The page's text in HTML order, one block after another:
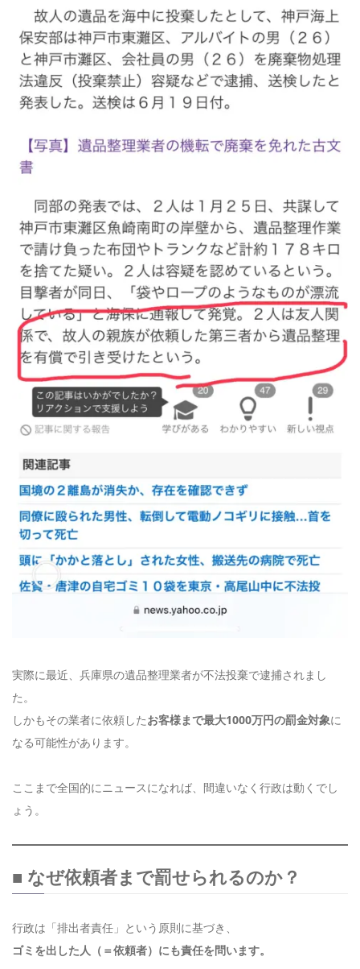
実際に最近、兵庫県の遺品整理業者が不法投棄で逮捕されまし
た。
しかもその業者に依頼したお客様まで最大1000万円の罰金対象に
なる可能性があります。
ここまで全国的にニュースになれば、間違いなく行政は動くでし
ょう。
■ なぜ依頼者まで罰せられるのか？
行政は「排出者責任」という原則に基づき、
ゴミを出した人（＝依頼者）にも責任を問います。